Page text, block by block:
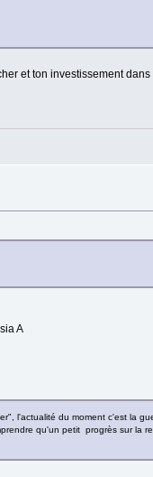
et ton investissement
A
l'actualité du moment c'est la
qu'un petit progrès sur la